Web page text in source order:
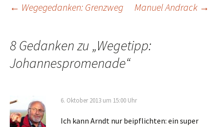
Beitrags-
Navigation
← Wegegedanken: Grenzweg Manuel Andrack →
8 Gedanken zu „Wegetipp:
Johannespromenade“
6. Oktober 2013 um 15:00 Uhr
Ich kann Arndt nur beipflichten: ein super